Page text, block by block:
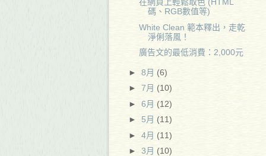
碼、RGB數值等)
White Clean 範本釋出，走乾
淨俐落風！
廣告文的最低消費：2,000元
► 8月 (6)
► 7月 (10)
► 6月 (12)
► 5月 (11)
► 4月 (11)
► 3月 (10)